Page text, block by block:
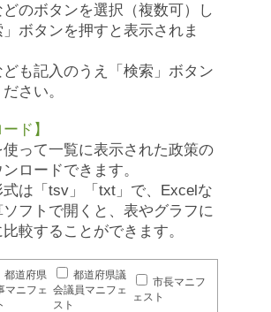
のボタンを選択（複数可）し
ボタンを押すと表示されま
も記入のうえ「検索」ボタン
さい。
ド】
って一覧に表示された政策の
ロードできます。
式は「tsv」「txt」で、Excelな
ソフトで開くと、表やグラフに
較することができます。
都道府県
マニフェ
都道府県議
会議員マニフェ
スト
市長マニフ
ェスト